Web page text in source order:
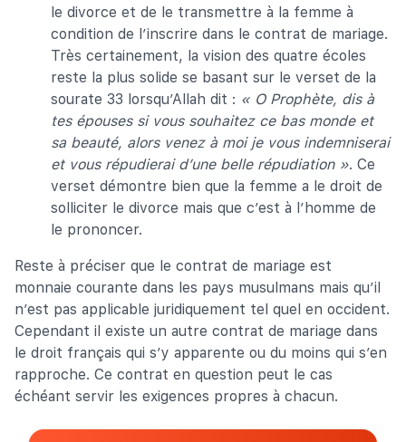
le divorce et de le transmettre à la femme à
condition de l’inscrire dans le contrat de mariage.
Très certainement, la vision des quatre écoles
reste la plus solide se basant sur le verset de la
sourate 33 lorsqu’Allah dit : « O Prophète, dis à
tes épouses si vous souhaitez ce bas monde et
sa beauté, alors venez à moi je vous indemniserai
et vous répudierai d’une belle répudiation ». Ce
verset démontre bien que la femme a le droit de
solliciter le divorce mais que c’est à l’homme de
le prononcer.
Reste à préciser que le contrat de mariage est
monnaie courante dans les pays musulmans mais qu’il
n’est pas applicable juridiquement tel quel en occident.
Cependant il existe un autre contrat de mariage dans
le droit français qui s’y apparente ou du moins qui s’en
rapproche. Ce contrat en question peut le cas
échéant servir les exigences propres à chacun.